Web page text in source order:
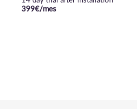
399€/mes